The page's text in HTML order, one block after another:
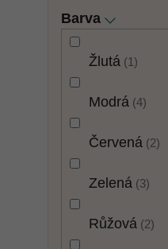
Barva
Žlutá 1
Modrá 4
Červená 2
Zelená 3
Růžová 2